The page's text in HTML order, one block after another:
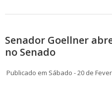
Senador Goellner
no Senado
Publicado em Sábado - 20 de